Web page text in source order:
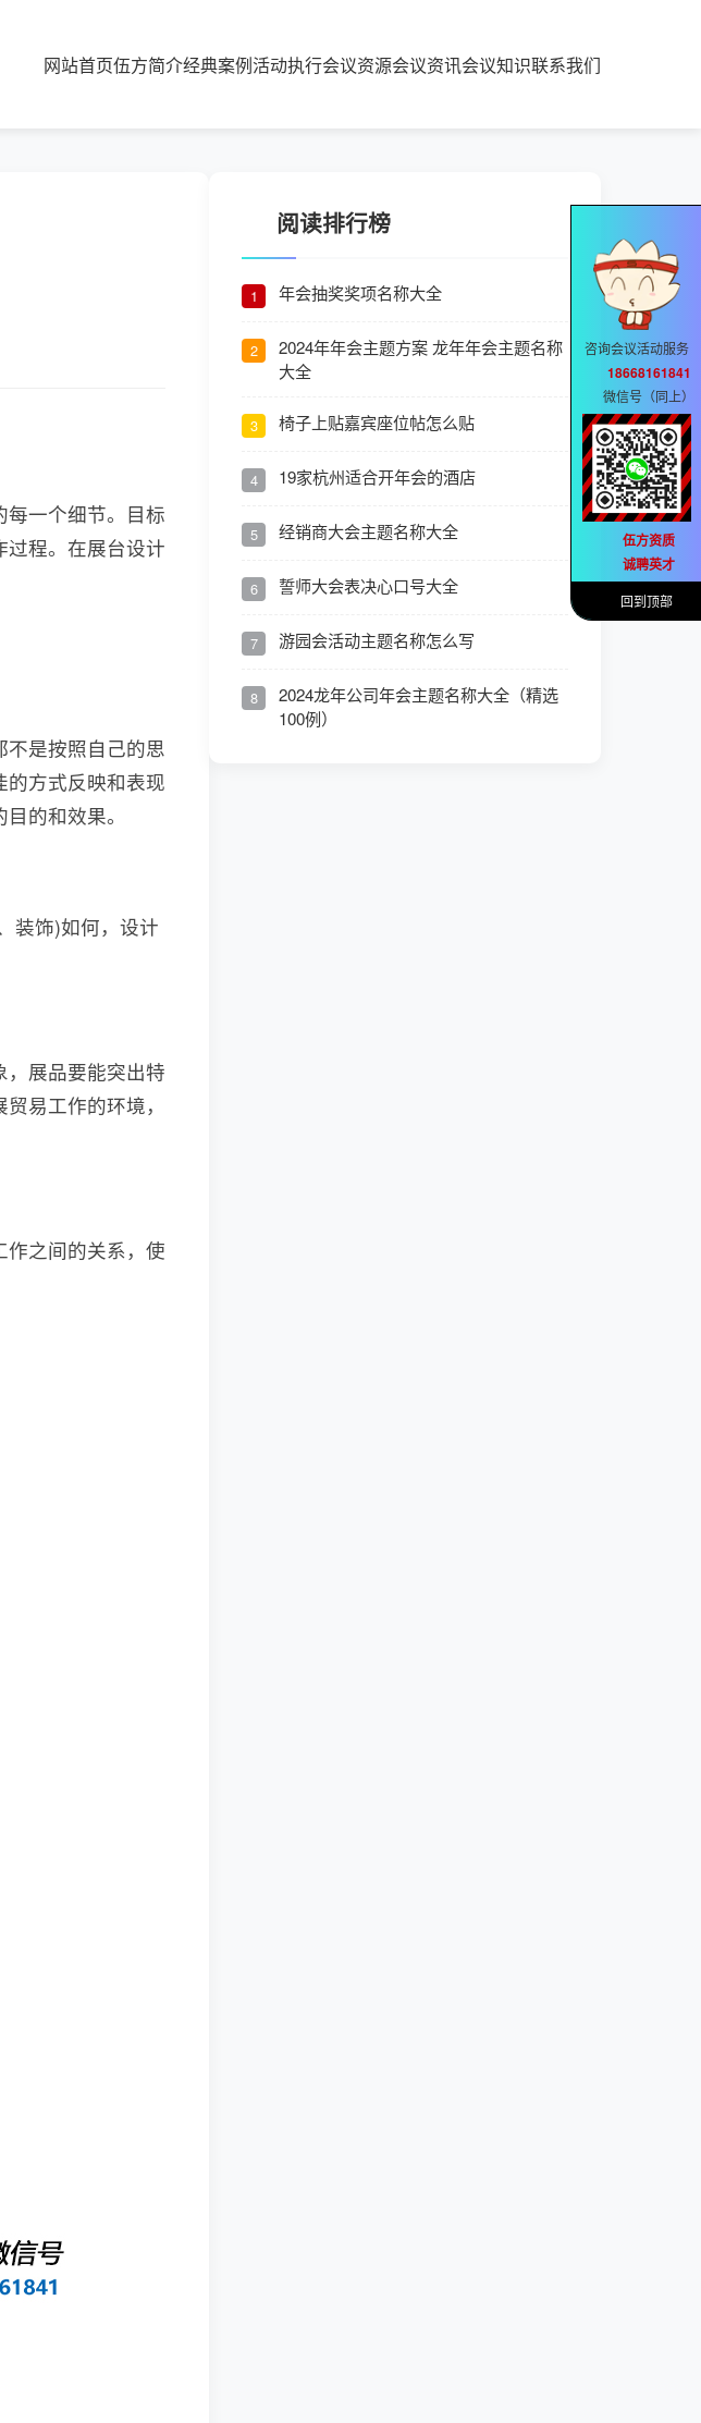
网站首页伍方简介经典案例活动执行会议资源会议资讯会议知识联系我们
一个细节。目标
程。在展台设计
是按照自己的思
方式反映和表现
的和效果。
装饰)如何，设计
，展品要能突出特
易工作的环境，
之间的关系，使
阅读排行榜
1 年会抽奖奖项名称大全
2
2024年年会主题方案 龙年年会主题名称
大全
3 椅子上贴嘉宾座位帖怎么贴
4 19家杭州适合开年会的酒店
5 经销商大会主题名称大全
6 誓师大会表决心口号大全
7 游园会活动主题名称怎么写
8
2024龙年公司年会主题名称大全（精选
100例）
咨询会议活动服务
18668161841
微信号（同上）
伍方资质
诚聘英才
回到顶部